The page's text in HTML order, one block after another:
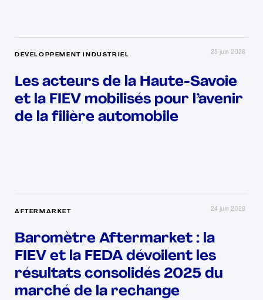
DÉVELOPPEMENT INDUSTRIEL 25 juin 2026
Les acteurs de la Haute-Savoie
et la FIEV mobilisés pour l’avenir
de la filière automobile
AFTERMARKET 24 juin 2026
Baromètre Aftermarket : la
FIEV et la FEDA dévoilent les
résultats consolidés 2025 du
marché de la rechange